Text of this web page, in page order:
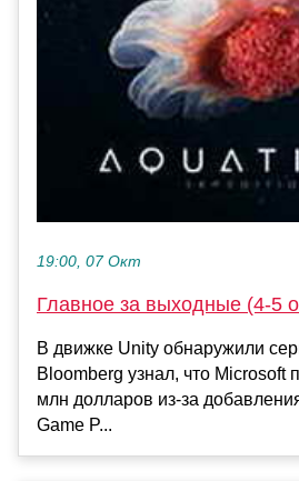
19:00, 07 Окт
Главное за выходные (4-5
В движке Unity обнаружили
Bloomberg узнал, что Microsoft
млн долларов из-за
Game P...